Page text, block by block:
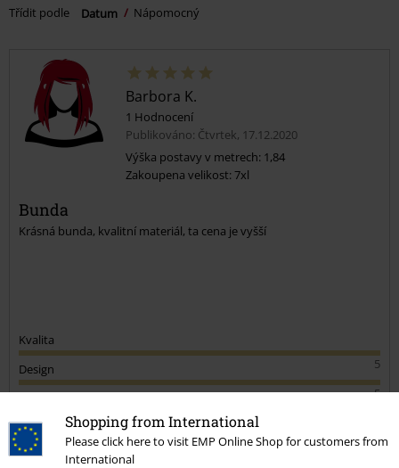
Shopping from International
Please click here to visit EMP Online Shop for customers from
International
Třídit podle
Datum Nápomocný
Barbora K.
1 Hodnocení
Publikováno: Čtvrtek, 17.12.2020
Výška postavy v metrech: 1,84
Zakoupena velikost: 7xl
Bunda
Krásná bunda, kvalitní materiál, ta cena je vyšší
Kvalita
5
Design
5
Šířka
Příliš úzké